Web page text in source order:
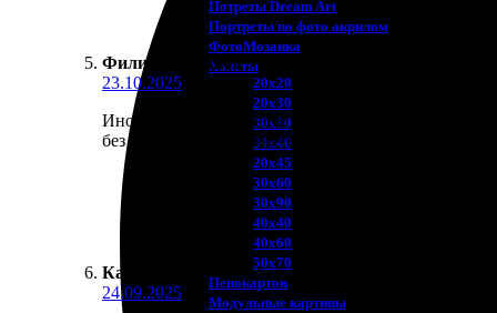
Потреты Dream Art
Портреты по фото акрилом
ФотоМозаика
Холсты
20х20
20х30
30х30
30х40
20х45
30х60
30х90
40х40
40х60
50х70
Пенокартон
Модульные картины
Филимон Леонов : ★
23.10.2025
Иногда заказываю календарь на подарки. Очень
без проблем. Хороший сервис, рекомендую всем!
Катерина Р. ★ ★ ★
24.09.2025